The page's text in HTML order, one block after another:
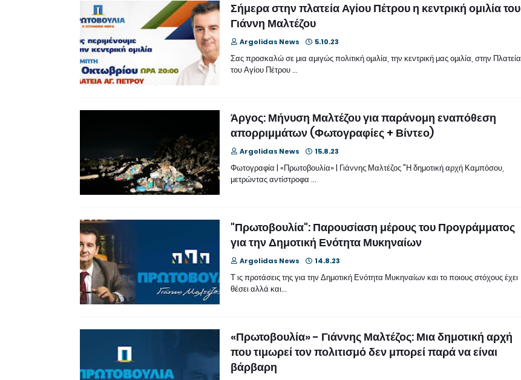
Σήμερα στην πλατεία Αγίου Πέτρου η κεντρική ομιλία του
Γιάννη Μαλτέζου
Argolidas News 5.10.23
Σας προσκαλώ σε μια αμιγώς πολιτική ομιλία, την κεντρική μας ομιλία, στην Πλατεία
του Αγίου Πέτρου …
Άργος: Μήνυση Μαλτέζου για παράνομη εναπόθεση
απορριμμάτων (Φωτογραφίες + Βίντεο)
Argolidas News 15.8.23
Φωτογραφία | «Πρωτοβουλία» | Γιάννης Μαλτέζος "Η δημοτική αρχή Καμπόσου,
μετρώντας αντίστροφα …
"Πρωτοβουλία": Παρουσίαση μέρους του Προγράμματος
για την Δημοτική Ενότητα Μυκηναίων
Argolidas News 14.8.23
Τ ις προτάσεις της για την Δημοτική Ενότητα Μυκηναίων και το ποιους στόχους έχει
θέσει αλλά και…
«Πρωτοβουλία» - Γιάννης Μαλτέζος: Μια δημοτική αρχή
που τιμωρεί τον πολιτισμό δεν μπορεί παρά να είναι
βάρβαρη